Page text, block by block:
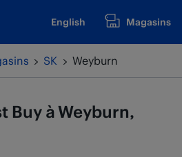
English Magasins
SK Weyburn
Buy à Weyburn,